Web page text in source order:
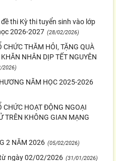
thi Kỳ thi tuyển sinh vào lớp
2026-2027 (28/02/2026)
THĂM HỎI, TẶNG QUÀ
NHÂN DỊP TẾT NGUYÊN
2026)
NĂM HỌC 2025-2026
CHỨC HOẠT ĐỘNG NGOẠI
TRÊN KHÔNG GIAN MẠNG
2 NĂM 2026 (05/02/2026)
ngày 02/02/2026 (31/01/2026)